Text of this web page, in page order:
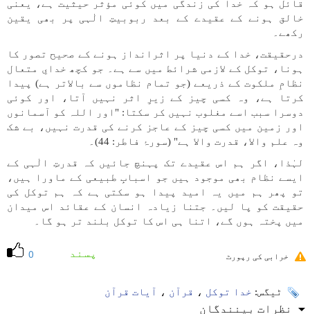
قائل ہو کہ خدا کی زندگی میں کوئی مؤثر حیثیت ہے، یعنی
خالق ہونے کے عقیدے کے بعد ربوبیتِ الٰہی پر بھی یقین
رکھے۔
درحقیقت، خدا کے دنیا پر اثرانداز ہونے کے صحیح تصور کا
ہونا، توکل کے لازمی شرائط میں سے ہے۔ جو کچھ خدایِ متعال
نظامِ ملکوت کے ذریعے (جو تمام نظاموں سے بالاتر ہے) پیدا
کرتا ہے، وہ کسی چیز کے زیرِ اثر نہیں آتا، اور کوئی
دوسرا سبب اسے مغلوب نہیں کر سکتا: "اور اللہ کو آسمانوں
اور زمین میں کسی چیز کے عاجز کرنے کی قدرت نہیں، بے شک
وہ علم والا، قدرت والا ہے" (سورۂ فاطر: 44)۔
لہٰذا، اگر ہم اس عقیدے تک پہنچ جائیں کہ قدرتِ الٰہی کے
ایسے نظام بھی موجود ہیں جو اسبابِ طبیعی کے ماورا ہیں،
تو پھر ہم میں یہ امید پیدا ہو سکتی ہے کہ ہم توکل کی
حقیقت کو پا لیں۔ جتنا زیادہ انسان کے عقائد اس میدان
میں پختہ ہوں گے، اتنا ہی اس کا توکل بلند تر ہو گا۔
0 پسند خرابی کی رپورٹ
ٹیگس: خدا توکل ، قرآن ، آیات قرآن
نظرات بینندگان